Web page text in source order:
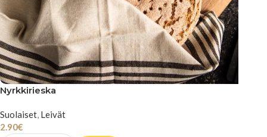
Nyrkkirieska
Suolaiset, Leivät
2.90€